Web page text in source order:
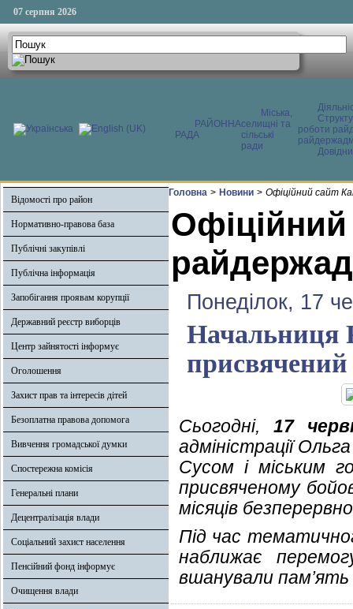
07 серпня 2026
РАЙОННА
РАДА
Міська,
селищні та
сільські
ради
роботи
Відомості про район
Нормативно-правова база
Публічні закупівлі
Публічна інформація
Запобігання проявам корупції
Державний реєстр виборців
Центр зайнятості інформує
Оголошення
Захист прав та інтересів дітей
Безоплатна правова допомога
Вивчення громадської думки
Спостережна комісія
Генеральні плани
Децентралізація влади
Соціальний захист населення
Пенсійний фонд інформує
Очищення влади
Головна > Новини > Офіційний сайт
Понеділок, 17
Начальниця
присвячений
Сьогодні, 17
адміністрації
Сусом і міським
присвяченому
місяців
Під час
наближає
вшанували пам’ять